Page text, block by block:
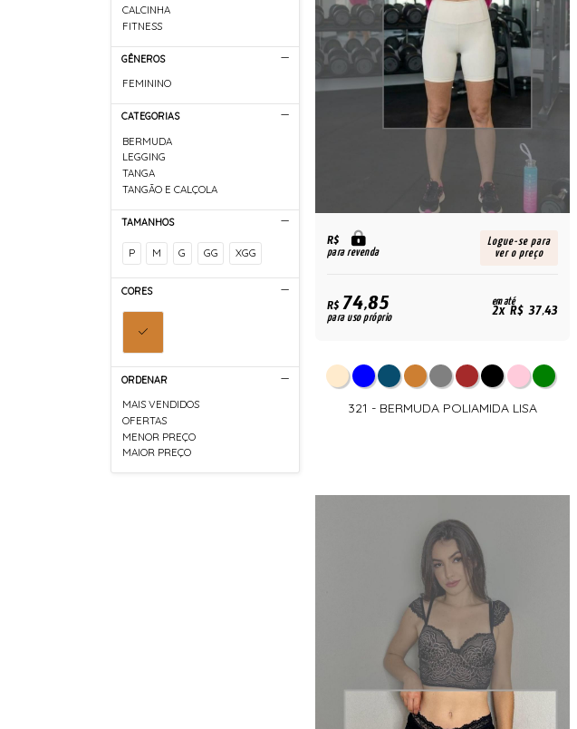
CALCINHA
FITNESS
GÊNEROS
FEMININO
CATEGORIAS
BERMUDA
LEGGING
TANGA
TANGÃO E CALÇOLA
TAMANHOS
P M G GG XGG
CORES
ORDENAR
MAIS VENDIDOS
OFERTAS
MENOR PREÇO
MAIOR PREÇO
R$
para revenda
Logue-se para
ver o preço
R$74,85
para uso próprio
em até
2x R$ 37,43
321 - BERMUDA POLIAMIDA LISA